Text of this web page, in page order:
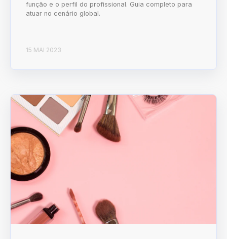
função e o perfil do profissional. Guia completo para
atuar no cenário global.
15 MAI 2023